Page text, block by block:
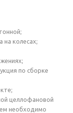
на колесах;
по сборке
целлофановой
необходимо